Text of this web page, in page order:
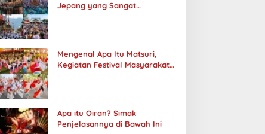
Jepang yang Sangat
Mengenal Apa Itu Matsuri,
Kegiatan Festival Masyarakat
Apa itu Oiran? Simak
Penjelasannya di Bawah Ini